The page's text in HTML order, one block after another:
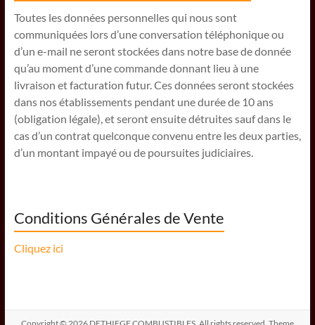
Toutes les données personnelles qui nous sont
communiquées lors d’une conversation téléphonique ou
d’un e-mail ne seront stockées dans notre base de donnée
qu’au moment d’une commande donnant lieu à une
livraison et facturation futur. Ces données seront stockées
dans nos établissements pendant une durée de 10 ans
(obligation légale), et seront ensuite détruites sauf dans le
cas d’un contrat quelconque convenu entre les deux parties,
d’un montant impayé ou de poursuites judiciaires.
Conditions Générales de Vente
Cliquez ici